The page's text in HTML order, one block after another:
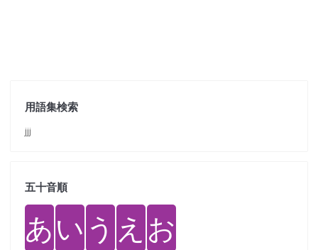
用語集検索
jjj
五十音順
あい う え お